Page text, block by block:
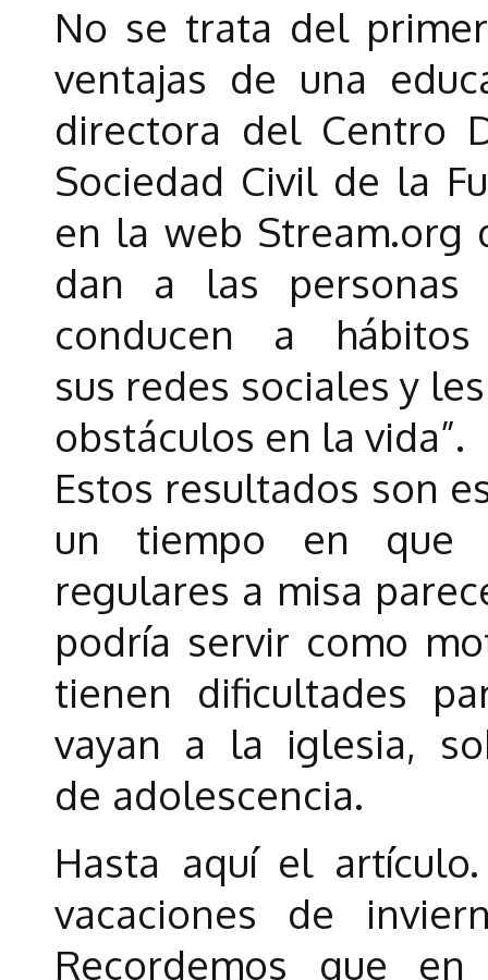
No se trata del
ventajas de una
directora del Centro
Sociedad Civil de la
en la web Stream.org
dan a las personas
conducen a
sus redes sociales y
obstáculos en la vida”.
Estos resultados son
un tiempo en que
regulares a misa
podría servir como
tienen dificultades
vayan a la iglesia,
de adolescencia.
Hasta aquí el
vacaciones de
Recordemos que